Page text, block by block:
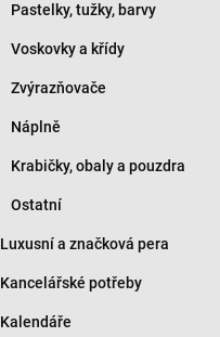
Pastelky, tužky, barvy
Voskovky a křídy
Zvýrazňovače
Náplně
Krabičky, obaly a pouzdra
Ostatní
Luxusní a značková pera
Kancelářské potřeby
Kalendáře